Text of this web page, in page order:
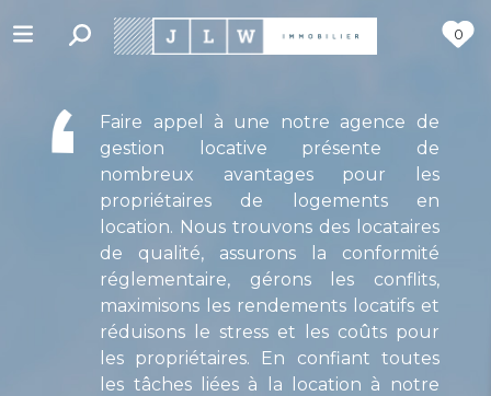
0
Faire appel à une notre agence de
gestion locative présente de
nombreux avantages pour les
propriétaires de logements en
location. Nous trouvons des locataires
de qualité, assurons la conformité
réglementaire, gérons les conflits,
maximisons les rendements locatifs et
réduisons le stress et les coûts pour
les propriétaires. En confiant toutes
les tâches liées à la location à notre